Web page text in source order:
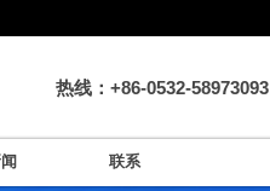
热线：+86-0532-58973093
联系